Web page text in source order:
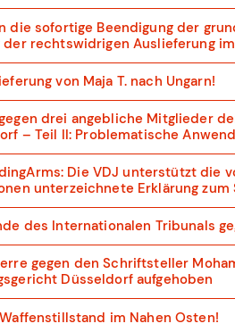
die sofortige Beendigung der
der rechtswidrigen Auslieferung im
von Maja T. nach Ungarn!
drei angebliche Mitglieder
– Teil II: Problematische
Die VDJ unterstützt die
unterzeichnete Erklärung
des Internationalen Tribunals
gegen den Schriftsteller
Düsseldorf aufgehoben
im Nahen Osten!